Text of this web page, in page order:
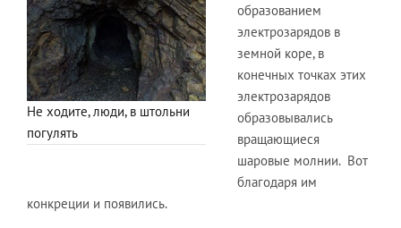
Не ходите, люди, в штольни
погулять
образованием
электрозарядов в
земной коре, в
конечных точках этих
электрозарядов
образовывались
вращающиеся
шаровые молнии. Вот
благодаря им
конкреции и появились.